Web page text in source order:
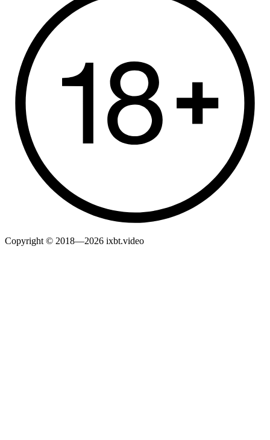
Copyright © 2018—2026 ixbt.video